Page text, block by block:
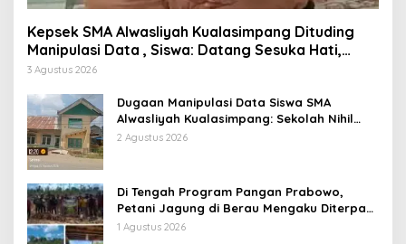
Kepsek SMA Alwasliyah Kualasimpang Dituding
Manipulasi Data , Siswa: Datang Sesuka Hati,
Dana MBG Disalurkan ke Guru & Pesantren
3 Agustus 2026
Dugaan Manipulasi Data Siswa SMA
Alwasliyah Kualasimpang: Sekolah Nihil
Murid Tapi Terima Dana BOS & Paket
2 Agustus 2026
Di Tengah Program Pangan Prabowo,
Petani Jagung di Berau Mengaku Diterpa
Tekanan Aparat
1 Agustus 2026